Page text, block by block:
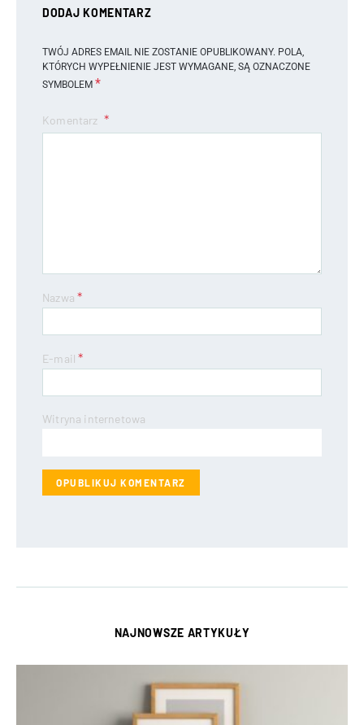
DODAJ KOMENTARZ
TWÓJ ADRES EMAIL NIE ZOSTANIE OPUBLIKOWANY. POLA,
KTÓRYCH WYPEŁNIENIE JEST WYMAGANE, SĄ OZNACZONE
SYMBOLEM *
Komentarz
Nazwa*
E-mail*
Witryna internetowa
NAJNOWSZE ARTYKUŁY